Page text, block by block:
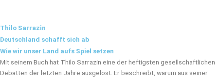
Thilo Sarrazin
Deutschland schafft sich ab
Wie wir unser Land aufs Spiel setzen
Mit seinem Buch hat Thilo Sarrazin eine der heftigsten gesellschaftlichen
Debatten der letzten Jahre ausgelöst. Er beschreibt, warum aus seiner